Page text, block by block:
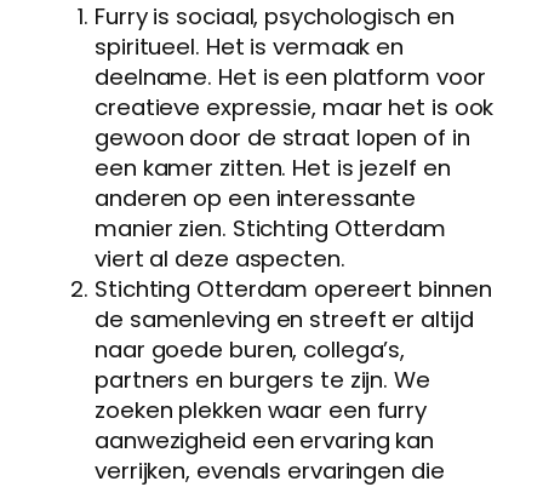
Furry is sociaal, psychologisch en
spiritueel. Het is vermaak en
deelname. Het is een platform voor
creatieve expressie, maar het is ook
gewoon door de straat lopen of in
een kamer zitten. Het is jezelf en
anderen op een interessante
manier zien. Stichting Otterdam
viert al deze aspecten.
Stichting Otterdam opereert binnen
de samenleving en streeft er altijd
naar goede buren, collega’s,
partners en burgers te zijn. We
zoeken plekken waar een furry
aanwezigheid een ervaring kan
verrijken, evenals ervaringen die